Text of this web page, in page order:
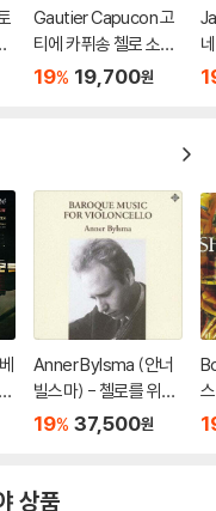
Gautier Capucon 고
티에 카퓌송 첼로 소품
집 (Emotions)
19% 19,700원
Anner Bylsma (안너
빌스마) - 첼로를 위한
바로크 음악 (Italian B
19% 37,500원
상품